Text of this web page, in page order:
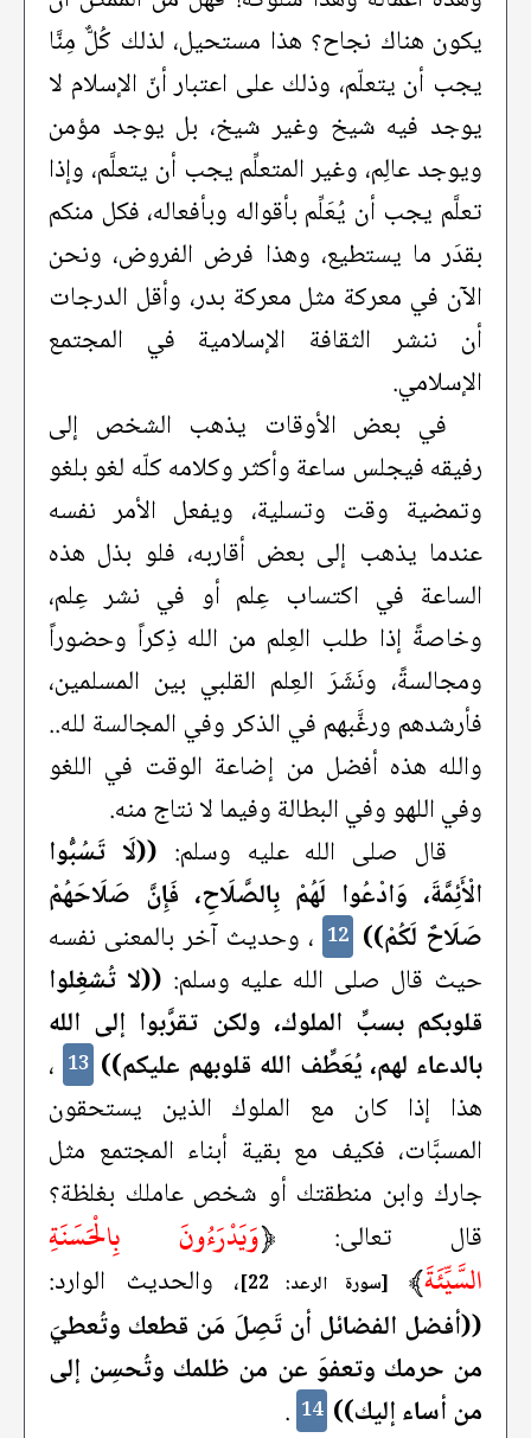
يكون هناك نجاح؟ هذا مستحيل، لذلك كُلٌّ مِنَّا
يجب أن يتعلّم، وذلك على اعتبار أنّ الإسلام لا
يوجد فيه شيخ وغير شيخ، بل يوجد مؤمن
ويوجد عالِم، وغير المتعلِّم يجب أن يتعلَّم، وإذا
تعلَّم يجب أن يُعَلِّم بأقواله وبأفعاله، فكل منكم
بقدَر ما يستطيع، وهذا فرض الفروض، ونحن
الآن في معركة مثل معركة بدر، وأقل الدرجات
أن ننشر الثقافة الإسلامية في المجتمع
الإسلامي.
في بعض الأوقات يذهب الشخص إلى
رفيقه فيجلس ساعة وأكثر وكلامه كلّه لغو بلغو
وتمضية وقت وتسلية، ويفعل الأمر نفسه
عندما يذهب إلى بعض أقاربه، فلو بذل هذه
الساعة في اكتساب عِلم أو في نشر عِلم،
وخاصةً إذا طلب العِلم من الله ذِكراً وحضوراً
ومجالسةً، ونَشَرَ العِلم القلبي بين المسلمين،
فأرشدهم ورغَّبهم في الذكر وفي المجالسة لله..
والله هذه أفضل من إضاعة الوقت في اللغو
وفي اللهو وفي البطالة وفيما لا نتاج منه.
قال صلى الله عليه وسلم: ((لَا تَسُبُّوا
الْأَئِمَّةَ، وَادْعُوا لَهُمْ بِالصَّلَاحِ، فَإِنَّ صَلَاحَهُمْ
صَلَاحٌ لَكُمْ)) 12 ، وحديث آخر بالمعنى نفسه
حيث قال صلى الله عليه وسلم: ((لا تُشغِلوا
قلوبكم بسبِّ الملوك، ولكن تقرَّبوا إلى الله
بالدعاء لهم، يُعَطِّف الله قلوبهم عليكم)) 13 ،
هذا إذا كان مع الملوك الذين يستحقون
المسبَّات، فكيف مع بقية أبناء المجتمع مثل
جارك وابن منطقتك أو شخص عاملك بغلظة؟
قال تعالى: ﴿وَيَدْرَءُونَ بِالْحَسَنَةِ
السَّيِّئَةَ﴾ [سورة الرعد: 22]
، والحديث الوارد:
((أفضل الفضائل أن تَصِلَ مَن قطعك وتُعطيَ
من حرمك وتعفوَ عن من ظلمك وتُحسِن إلى
من أساء إليك)) 14
.